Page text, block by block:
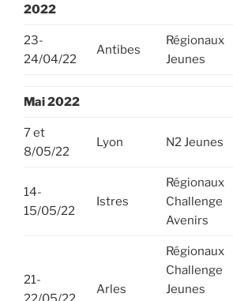
2022
23-
24/04/22
Antibes
Régionaux
Jeunes
Mai 2022
7 et
8/05/22
Lyon N2 Jeunes
14-
15/05/22
Istres
Régionaux
Challenge
Avenirs
21-
Arles
Régionaux
Challenge
Jeunes